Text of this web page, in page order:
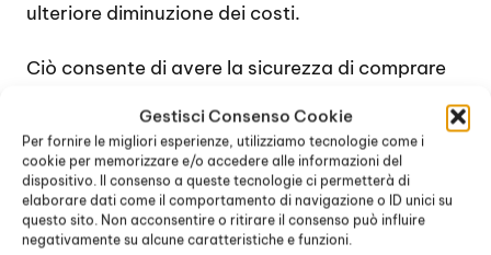
Gestisci Consenso Cookie
Per fornire le migliori esperienze, utilizziamo tecnologie come i
cookie per memorizzare e/o accedere alle informazioni del
dispositivo. Il consenso a queste tecnologie ci permetterà di
elaborare dati come il comportamento di navigazione o ID unici su
questo sito. Non acconsentire o ritirare il consenso può influire
negativamente su alcune caratteristiche e funzioni.
ulteriore diminuzione dei costi.
Ciò consente di avere la sicurezza di comprare
economico della spesa in denaro che si è
pagato. Riassumendo, quando ci si rivolge a dei
rivenditori autorizzati diRolex Usati Vernate
ha: